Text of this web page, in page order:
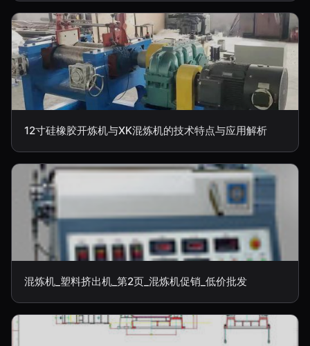
12寸硅橡胶开炼机与XK混炼机的技术特点与应用解析
混炼机_塑料挤出机_第2页_混炼机促销_低价批发